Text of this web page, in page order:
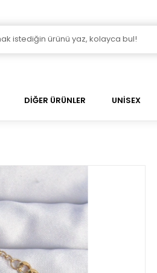
DİĞER ÜRÜNLER UNİSEX